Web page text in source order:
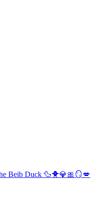
Beib Duck 🦆🐥💎🎀🪞💋